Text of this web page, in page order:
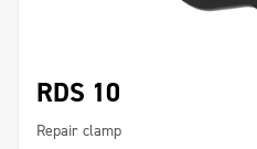
RDS 10
Repair clamp